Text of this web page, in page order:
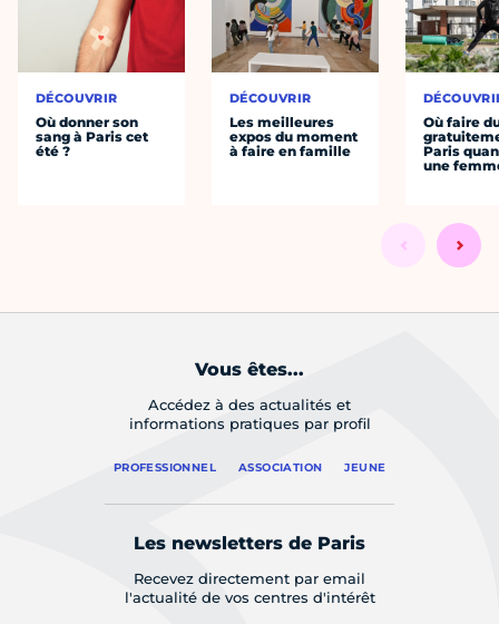
DÉCOUVRIR
Où donner son
sang à Paris cet
été ?
DÉCOUVRIR
Les meilleures
expos du moment
à faire en famille
Où faire
Paris
une
Vous êtes...
Accédez à des actualités et
informations pratiques par profil
PROFESSIONNEL ASSOCIATION JEUNE
Les newsletters de Paris
Recevez directement par email
l'actualité de vos centres d'intérêt